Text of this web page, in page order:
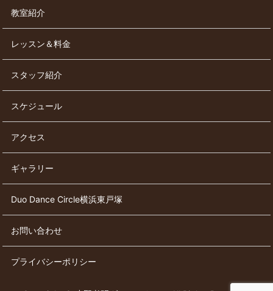
教室紹介
レッスン＆料金
スタッフ紹介
スケジュール
アクセス
ギャラリー
Duo Dance Circle横浜東戸塚
お問い合わせ
プライバシーポリシー